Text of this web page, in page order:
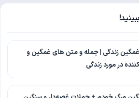
زندگی | جمله و متن های غمگین و
در مورد زندگی